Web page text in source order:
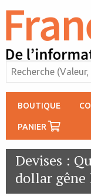
BOUTIQUE
PANIER
Devises :
dollar gêne